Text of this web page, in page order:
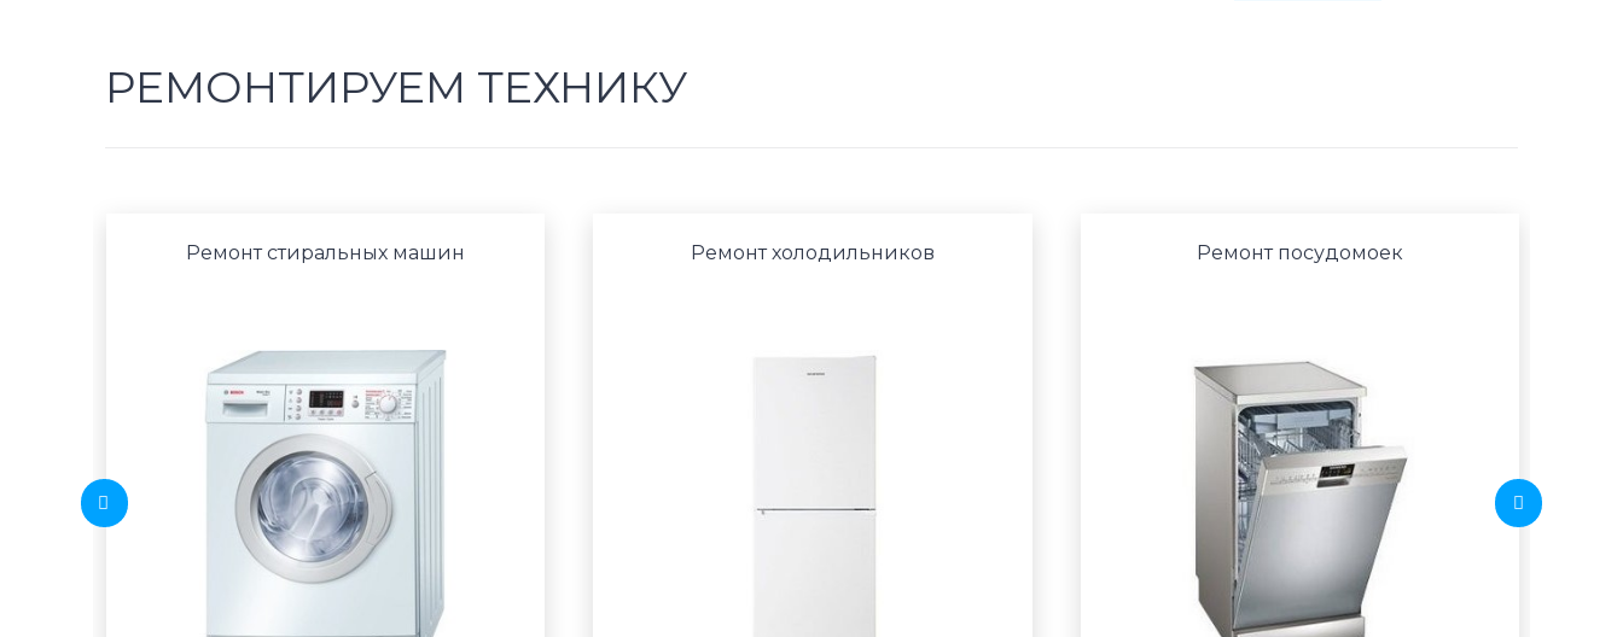
РЕМОНТИРУЕМ ТЕХНИКУ
Ремонт стиральных машин Ремонт холодильников Ремонт посудомоек